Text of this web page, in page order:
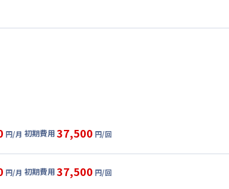
円/月 初期費用 37,500 円/回
(2,580円/日)
円/月 初期費用 37,500 円/回